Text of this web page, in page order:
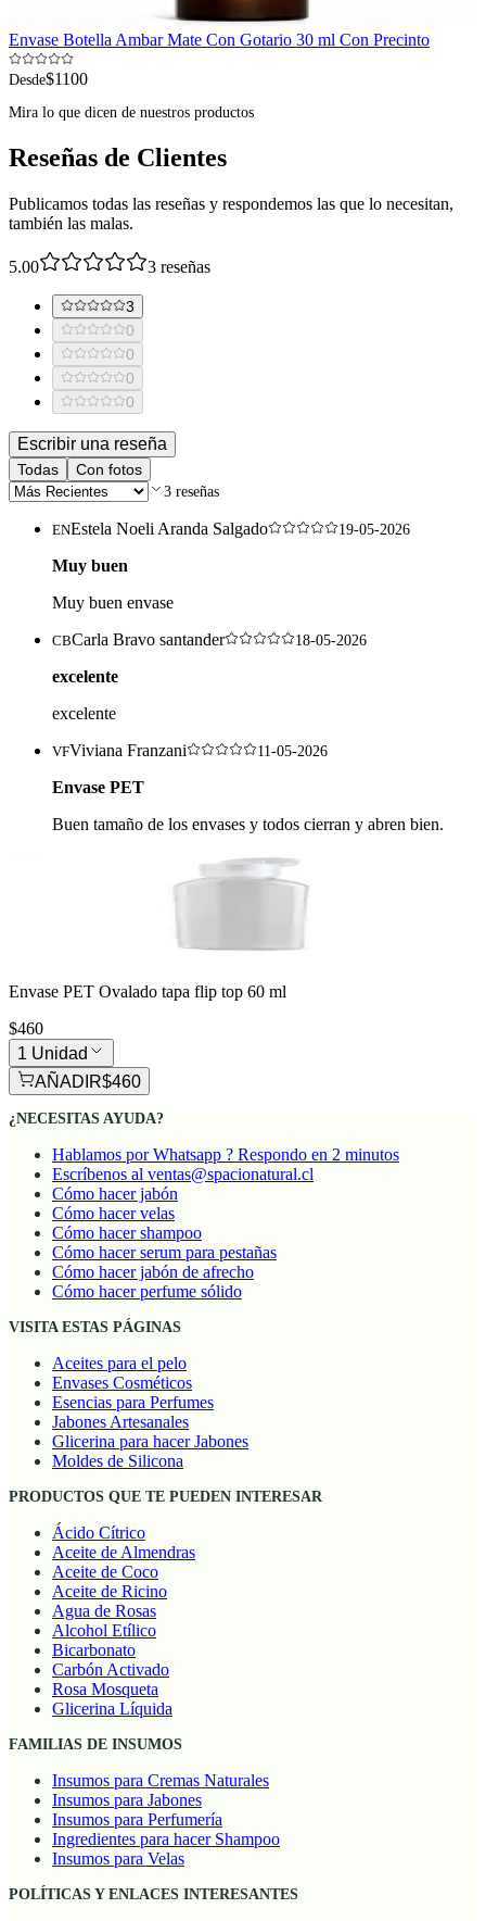
Envase Botella Ambar Mate Con Gotario 30 ml Con Precinto
Desde$1100
Mira lo que dicen de nuestros productos
Reseñas de Clientes
Publicamos todas las reseñas y respondemos las que lo necesitan,
también las malas.
5.00 3 reseñas
3
0
0
0
0
Escribir una reseña
Todas Con fotos
3 reseñas
ENEstela Noeli Aranda Salgado 19-05-2026
Muy buen
Muy buen envase
CBCarla Bravo santander 18-05-2026
excelente
excelente
VFViviana Franzani 11-05-2026
Envase PET
Buen tamaño de los envases y todos cierran y abren bien.
Envase PET Ovalado tapa flip top 60 ml
$460
1 Unidad
AÑADIR$460
¿NECESITAS AYUDA?
Hablamos por Whatsapp ? Respondo en 2 minutos
Escríbenos al ventas@spacionatural.cl
Cómo hacer jabón
Cómo hacer velas
Cómo hacer shampoo
Cómo hacer serum para pestañas
Cómo hacer jabón de afrecho
Cómo hacer perfume sólido
VISITA ESTAS PÁGINAS
Aceites para el pelo
Envases Cosméticos
Esencias para Perfumes
Jabones Artesanales
Glicerina para hacer Jabones
Moldes de Silicona
PRODUCTOS QUE TE PUEDEN INTERESAR
Ácido Cítrico
Aceite de Almendras
Aceite de Coco
Aceite de Ricino
Agua de Rosas
Alcohol Etílico
Bicarbonato
Carbón Activado
Rosa Mosqueta
Glicerina Líquida
FAMILIAS DE INSUMOS
Insumos para Cremas Naturales
Insumos para Jabones
Insumos para Perfumería
Ingredientes para hacer Shampoo
Insumos para Velas
POLÍTICAS Y ENLACES INTERESANTES